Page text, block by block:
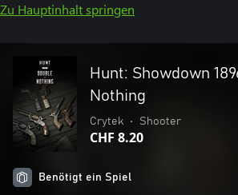
Zu Hauptinhalt springen
Hunt: Showdown
Nothing
Crytek • Shooter
CHF 8.20
Benötigt ein Spiel